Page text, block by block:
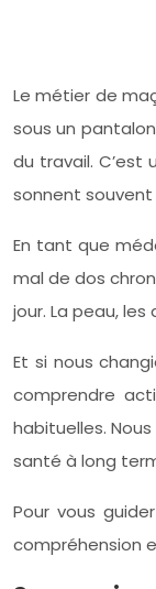
Le métier de
sous un
du travail.
sonnent
En tant que
mal de dos
jour. La peau,
Et si nous
comprendre
habituelles.
santé à long
Pour vous
compréhension